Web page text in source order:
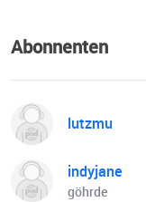
Abonnenten
lutzmu
indyjane
göhrde